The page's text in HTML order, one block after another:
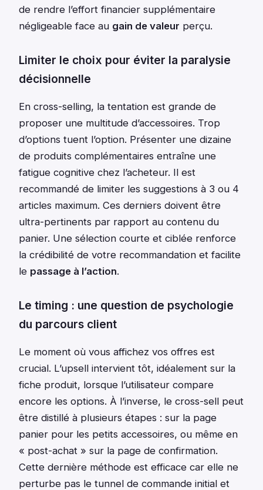
de rendre l’effort financier supplémentaire
négligeable face au gain de valeur perçu.
Limiter le choix pour éviter la paralysie
décisionnelle
En cross-selling, la tentation est grande de
proposer une multitude d’accessoires. Trop
d’options tuent l’option. Présenter une dizaine
de produits complémentaires entraîne une
fatigue cognitive chez l’acheteur. Il est
recommandé de limiter les suggestions à 3 ou 4
articles maximum. Ces derniers doivent être
ultra-pertinents par rapport au contenu du
panier. Une sélection courte et ciblée renforce
la crédibilité de votre recommandation et facilite
le passage à l’action.
Le timing : une question de psychologie
du parcours client
Le moment où vous affichez vos offres est
crucial. L’upsell intervient tôt, idéalement sur la
fiche produit, lorsque l’utilisateur compare
encore les options. À l’inverse, le cross-sell peut
être distillé à plusieurs étapes : sur la page
panier pour les petits accessoires, ou même en
« post-achat » sur la page de confirmation.
Cette dernière méthode est efficace car elle ne
perturbe pas le tunnel de commande initial et